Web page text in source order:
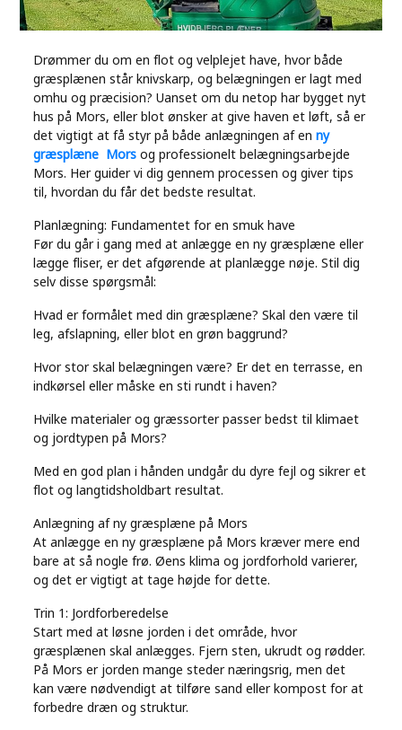
Recipes
Social
Sports
Technology
Travel
Health
Estate
Drømmer du om en flot og velplejet have, hvor både
græsplænen står knivskarp, og belægningen er lagt med
omhu og præcision? Uanset om du netop har bygget nyt
hus på Mors, eller blot ønsker at give haven et løft, så er
det vigtigt at få styr på både anlægningen af enny
græsplæne Mors og professionelt belægningsarbejde
Mors. Her guider vi dig gennem processen og giver tips
til, hvordan du får det bedste resultat.
Planlægning: Fundamentet for en smuk have
Før du går i gang med at anlægge en ny græsplæne eller
lægge fliser, er det afgørende at planlægge nøje. Stil dig
selv disse spørgsmål:
Hvad er formålet med din græsplæne? Skal den være til
leg, afslapning, eller blot en grøn baggrund?
Hvor stor skal belægningen være? Er det en terrasse, en
indkørsel eller måske en sti rundt i haven?
Hvilke materialer og græssorter passer bedst til klimaet
og jordtypen på Mors?
Med en god plan i hånden undgår du dyre fejl og sikrer et
flot og langtidsholdbart resultat.
Anlægning af ny græsplæne på Mors
At anlægge en ny græsplæne på Mors kræver mere end
bare at så nogle frø. Øens klima og jordforhold varierer,
og det er vigtigt at tage højde for dette.
Trin 1: Jordforberedelse
Start med at løsne jorden i det område, hvor
græsplænen skal anlægges. Fjern sten, ukrudt og rødder.
På Mors er jorden mange steder næringsrig, men det
kan være nødvendigt at tilføre sand eller kompost for at
forbedre dræn og struktur.